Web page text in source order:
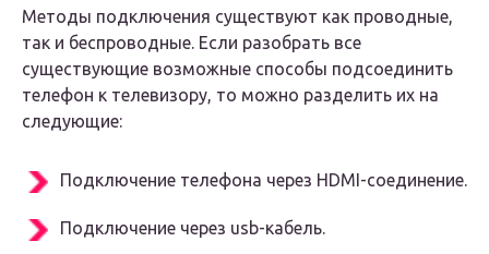
Методы подключения существуют как проводные,
так и беспроводные. Если разобрать все
существующие возможные способы подсоединить
телефон к телевизору, то можно разделить их на
следующие:
Подключение телефона через HDMI-соединение.
Подключение через usb-кабель.